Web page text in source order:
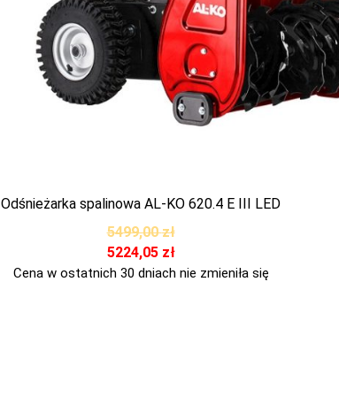
Odśnieżarka spalinowa AL-KO 620.4 E III LED
5499,00zł
5224,05 zł
Cena w ostatnich 30 dniach nie zmieniła się